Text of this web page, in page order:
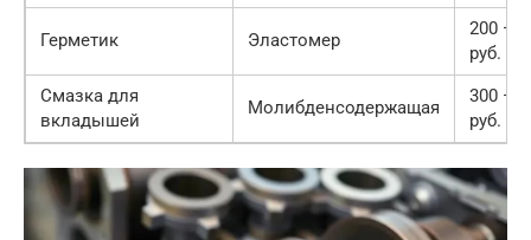
Герметик Эластомер
200 —
руб.
Смазка для
вкладышей
Молибденсодержащая
300 —
руб.